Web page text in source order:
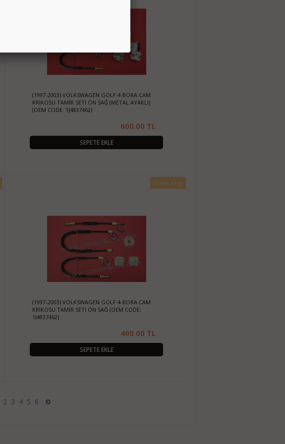
(1997-2003) VOLKSWAGEN GOLF 4-BORA CAM
KRİKOSU TAMİR SETİ ÖN SAĞ (METAL AYAKLI)
(OEM CODE: 1J4837462)
600.00 TL
SEPETE EKLE
Hemen Kargo
(1997-2003) VOLKSWAGEN GOLF 4-BORA CAM
KRİKOSU TAMİR SETİ ÖN SAĞ (OEM CODE:
1J4837462)
400.00 TL
SEPETE EKLE
2 3 4 5 6